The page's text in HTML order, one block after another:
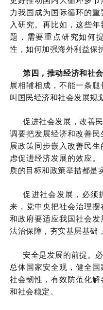
力我国成为国际循环的
入研究。再比如，这些
题，需要重点研究如何
性，如何加强海外利益保
第四，推动经济和社会
展相辅相成，不能一条
叫国民经济和社会发展规
促进社会发展，改善
调要把发展经济和改善
展政策同步嵌入改善民
虑促进经济发展的效应
质的目标和政策举措都是
促进社会发展，必须
来，党中央把社会治理
和政府要适应我国社会
法治保障，夯实基层基础
安全是发展的前提。
总体国家安全观，健全
社会韧性，有效防范化
和社会稳定。